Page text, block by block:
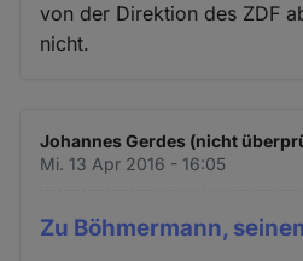
von der Direktion des ZDF
nicht.
Johannes Gerdes (nicht
Mi. 13 Apr 2016 - 16:05
Zu Böhmermann,